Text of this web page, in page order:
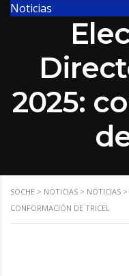
Noticias
2025:
SOCHE > NOTICIAS > NOTICIAS >
CONFORMACIÓN DE TRICEL